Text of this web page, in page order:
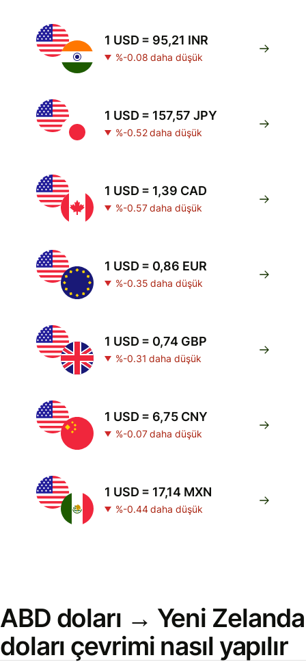
1 USD = 95,21 INR
%-0.08 daha düşük
1 USD = 157,57 JPY
%-0.52 daha düşük
1 USD = 1,39 CAD
%-0.57 daha düşük
1 USD = 0,86 EUR
%-0.35 daha düşük
1 USD = 0,74 GBP
%-0.31 daha düşük
1 USD = 6,75 CNY
%-0.07 daha düşük
1 USD = 17,14 MXN
%-0.44 daha düşük
ABD doları → Yeni Zelanda
doları çevrimi nasıl yapılır